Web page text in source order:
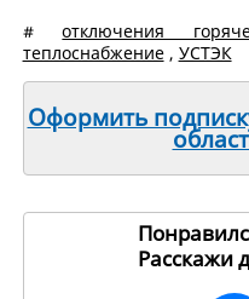
# отключения
теплоснабжение, УСТЭК
Оформить
Расскажи